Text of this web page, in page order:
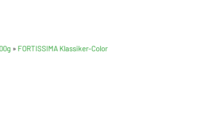
» FORTISSIMA Klassiker-Color